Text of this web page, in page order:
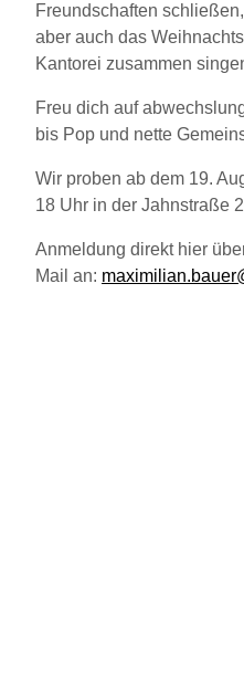
Freundschaften
aber auch das
Kantorei zusammen
Freu dich auf
bis Pop und nette
Wir proben ab dem 19.
18 Uhr in der Jahnstraße
Anmeldung direkt hier
Mail an: